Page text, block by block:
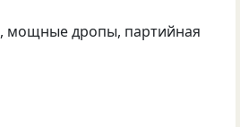
мощные дропы, партийная